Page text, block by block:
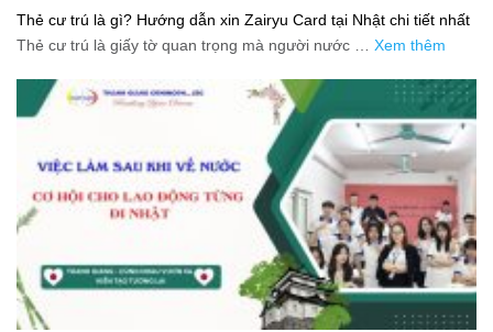
Thẻ cư trú là gì? Hướng dẫn xin Zairyu Card tại Nhật chi tiết nhất
Thẻ cư trú là giấy tờ quan trọng mà người nước … Xem thêm